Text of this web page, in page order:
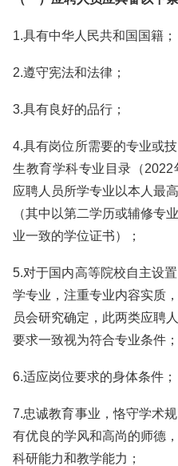
1.具有中华人民共和国国籍；
2.遵守宪法和法律；
3.具有良好的品行；
4.具有岗位所需要的专业或
生教育学科专业目录（2022
应聘人员所学专业以本人最
（其中以第二学历或辅修专
业一致的学位证书）；
5.对于国内高等院校自主设
学专业，注重专业内容实质
员会研究确定，此两类应聘
要求一致视为符合专业条件；
6.适应岗位要求的身体条件；
7.忠诚教育事业，恪守学术
有优良的学风和高尚的师德
科研能力和教学能力；